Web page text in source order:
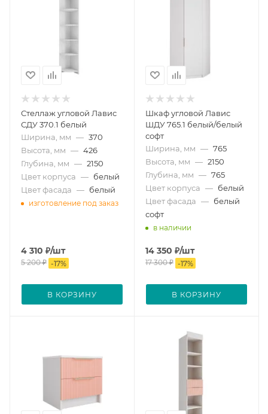
Стеллаж угловой Лавис
СДУ 370.1 белый
Ширина, мм — 370
Высота, мм — 426
Глубина, мм — 2150
Цвет корпуса — белый
Цвет фасада — белый
изготовление под заказ
4 310 ₽/шт
5 200₽ -17%
В КОРЗИНУ
Шкаф угловой Лавис
ШДУ 765.1 белый/белый
софт
Ширина, мм — 765
Высота, мм — 2150
Глубина, мм — 765
Цвет корпуса — белый
Цвет фасада — белый
софт
в наличии
14 350 ₽/шт
17 300₽ -17%
В КОРЗИНУ